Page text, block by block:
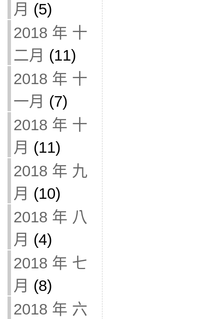
月 (5)
2018 年 十
二月 (11)
2018 年 十
一月 (7)
2018 年 十
月 (11)
2018 年 九
月 (10)
2018 年 八
月 (4)
2018 年 七
月 (8)
2018 年 六